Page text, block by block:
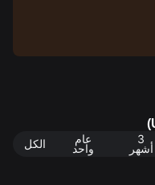
3
أشهر
عام
واحد الكل